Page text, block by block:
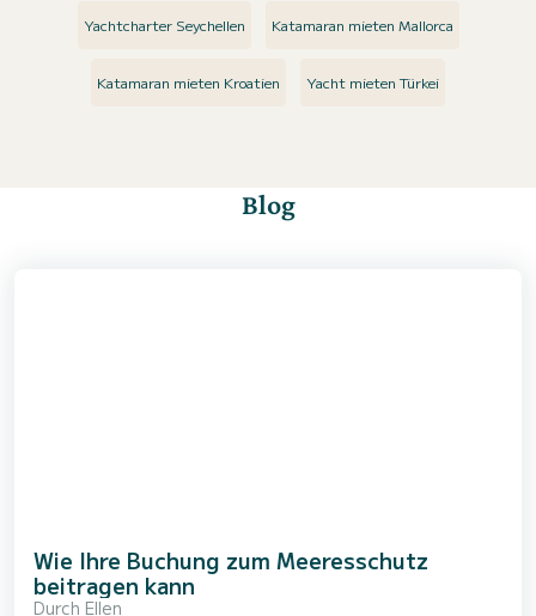
Yachtcharter Seychellen Katamaran mieten Mallorca
Katamaran mieten Kroatien Yacht mieten Türkei
Blog
Wie Ihre Buchung zum Meeresschutz
beitragen kann
Durch Ellen